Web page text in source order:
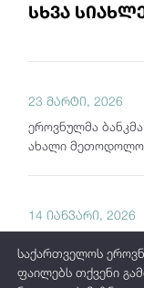
სხვა
23 მარტი, 2026
ეროვნულმა
ახალი
14 იანვარი, 2026
მონაცემების
საქართველოს
ფაილებს თქვენი